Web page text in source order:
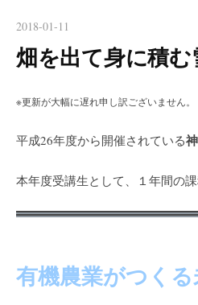
2018-01-11
畑を出て身に積む
※更新が大幅に遅れ申し訳ございません。
平成26年度から開催されている
本年度受講生として、１年間の課
有機農業がつく